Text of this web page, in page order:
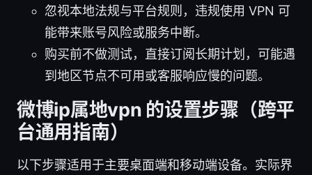
忽视本地法规与平台规则，违规使用 VPN 可
能带来账号风险或服务中断。
购买前不做测试，直接订阅长期计划，可能遇
到地区节点不可用或客服响应慢的问题。
微博ip属地vpn 的设置步骤（跨平
台通用指南）
以下步骤适用于主要桌面端和移动端设备。实际界